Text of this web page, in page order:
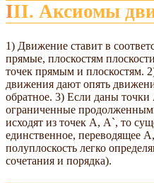
III. Аксиомы
1) Движение ставит в
прямые, плоскостям
точек прямым и плоскостям.
движения дают опять
обратное. 3) Если даны
ограниченные
исходят из точек А, A`, то
единственное, переводящее
полуплоскость легко
сочетания и порядка).